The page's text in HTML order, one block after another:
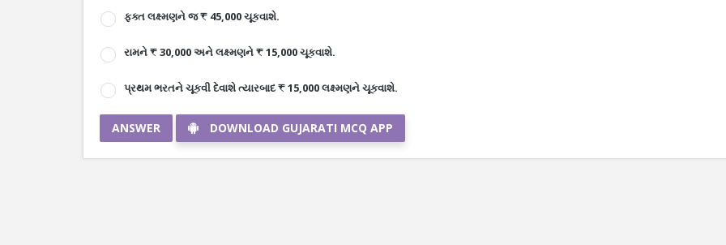
ફક્ત લક્ષ્મણને જ ₹ 45,000 ચૂકવાશે.
રામને ₹ 30,000 અને લક્ષ્મણને ₹ 15,000 ચૂકવાશે.
પ્રથમ ભરતને ચૂકવી દેવાશે ત્યારબાદ ₹ 15,000 લક્ષ્મણને ચૂકવાશે.
ANSWER DOWNLOAD GUJARATI MCQ APP